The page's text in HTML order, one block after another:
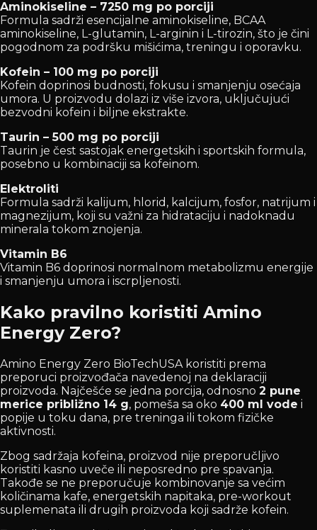
Aminokiseline – 7250 mg po porciji
Formula sadrži esencijalne aminokiseline, BCAA
aminokiseline, L-glutamin, L-arginin i L-tirozin, što je čini
pogodnom za podršku mišićima, treningu i oporavku.
Kofein – 100 mg po porciji
Kofein doprinosi budnosti, fokusu i smanjenju osećaja
umora. U proizvodu dolazi iz više izvora, uključujući
bezvodni kofein i biljne ekstrakte.
Taurin – 500 mg po porciji
Taurin je čest sastojak energetskih i sportskih formula,
posebno u kombinaciji sa kofeinom.
Elektroliti
Formula sadrži kalijum, hlorid, kalcijum, fosfor, natrijum i
magnezijum, koji su važni za hidrataciju i nadoknadu
minerala tokom znojenja.
Vitamin B6
Vitamin B6 doprinosi normalnom metabolizmu energije
i smanjenju umora i iscrpljenosti.
Kako pravilno koristiti Amino
Energy Zero?
Amino Energy Zero BioTechUSA koristiti prema
preporuci proizvođača navedenoj na deklaraciji
proizvoda. Najčešće se jedna porcija, odnosno 2 pune
merice približno 14 g, pomeša sa oko 400 ml vode i
popije u toku dana, pre treninga ili tokom fizičke
aktivnosti.
Zbog sadržaja kofeina, proizvod nije preporučljivo
koristiti kasno uveče ili neposredno pre spavanja.
Takođe se ne preporučuje kombinovanje sa većim
količinama kafe, energetskih napitaka, pre-workout
suplemenata ili drugih proizvoda koji sadrže kofein.